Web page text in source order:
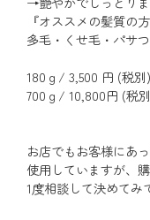
『オススメの髪質の方
多毛・くせ毛・パサ
180ｇ/ 3,500 円 (税別)
700ｇ/ 10,800円 (税
お店でもお客様にあ
使用していますが、
1度相談して決めてみ